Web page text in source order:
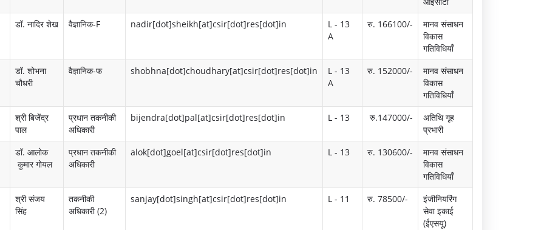
सी
स
ई
आ
र
श
द
वे
सी
बी
सी
ई
डॉ. नादिर शेख वैज्ञानिक-F nadir[dot]sheikh[at]csir[dot]res[dot]in
L - 13
A
रु. 166100/-
मानव संसाधन
विकास
गतिविधियाँ
डॉ. शोभना
चौधरी
वैज्ञानिक-फ shobhna[dot]choudhary[at]csir[dot]res[dot]in
L - 13
A
रु. 152000/-
मानव संसाधन
विकास
गतिविधियाँ
श्री बिजेंद्र
पाल
प्रधान तकनीकी
अधिकारी
bijendra[dot]pal[at]csir[dot]res[dot]in L - 13 रु.147000/-
अतिथि गृह
प्रभारी
डॉ. आलोक
कुमार गोयल
प्रधान तकनीकी
अधिकारी
alok[dot]goel[at]csir[dot]res[dot]in L - 13 रु. 130600/-
मानव संसाधन
विकास
गतिविधियाँ
श्री संजय
सिंह
तकनीकी
अधिकारी (2)
sanjay[dot]singh[at]csir[dot]res[dot]in L - 11 रु. 78500/-
इंजीनियरिंग
सेवा इकाई
(ईएसयू)